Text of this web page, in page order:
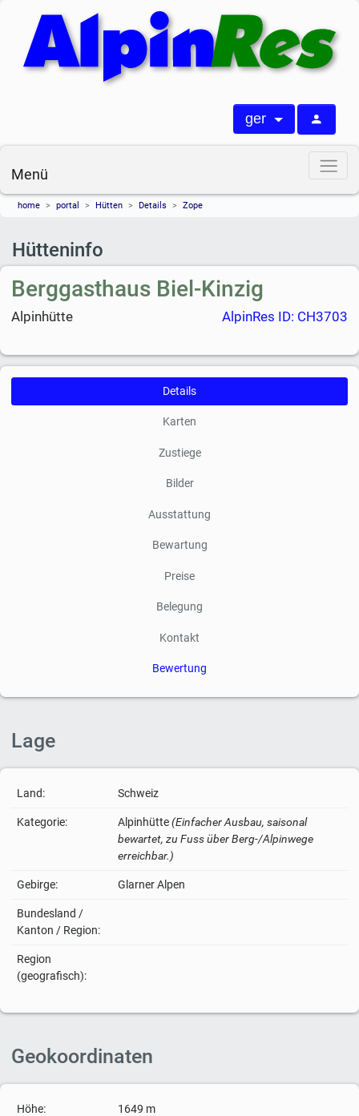
ger
Menü
home portal Hütten Details Zope
Hütteninfo
Berggasthaus Biel-Kinzig
Alpinhütte AlpinRes ID: CH3703
Details
Karten
Zustiege
Bilder
Ausstattung
Bewartung
Preise
Belegung
Kontakt
Bewertung
Lage
Land: Schweiz
Kategorie: Alpinhütte(Einfacher Ausbau, saisonal
bewartet, zu Fuss über Berg-/Alpinwege
erreichbar.)
Gebirge: Glarner Alpen
Bundesland /
Kanton / Region:
Region
(geografisch):
Geokoordinaten
Höhe: 1649 m